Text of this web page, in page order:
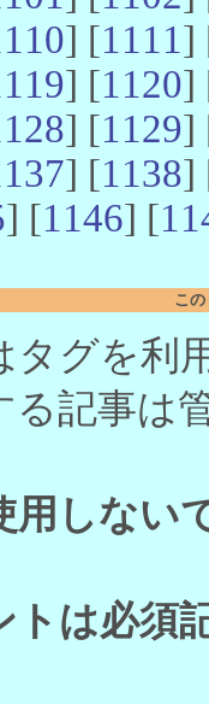
] [1111]
] [1120]
] [1129]
] [1138]
] [1146] [
こ
タグを利
る記事は
用しない
トは必須